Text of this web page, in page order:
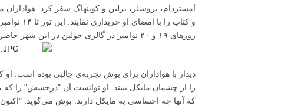
آمستردام، بروسلز، برلین و کوپنهاگ سفر کرد. هواداران
و کتاب
روزهای ۱۹ و ۲۰ نوامبر در گالری جولین در این شهر حاضر شد.
دیدار با هواداران برای بوش تجربه‌ی جالبی بوده است.
را از چشمان مایکل ببیند. او توانست آن "درخشش" را که
که آنها چه احساسی به مایکل دارند. بوش می‌گوید: